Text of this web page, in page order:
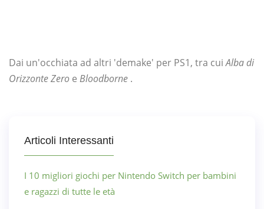
Dai un'occhiata ad altri 'demake' per PS1, tra cuiAlba di
Orizzonte Zero e Bloodborne .
Articoli Interessanti
I 10 migliori giochi per Nintendo Switch per bambini
e ragazzi di tutte le età